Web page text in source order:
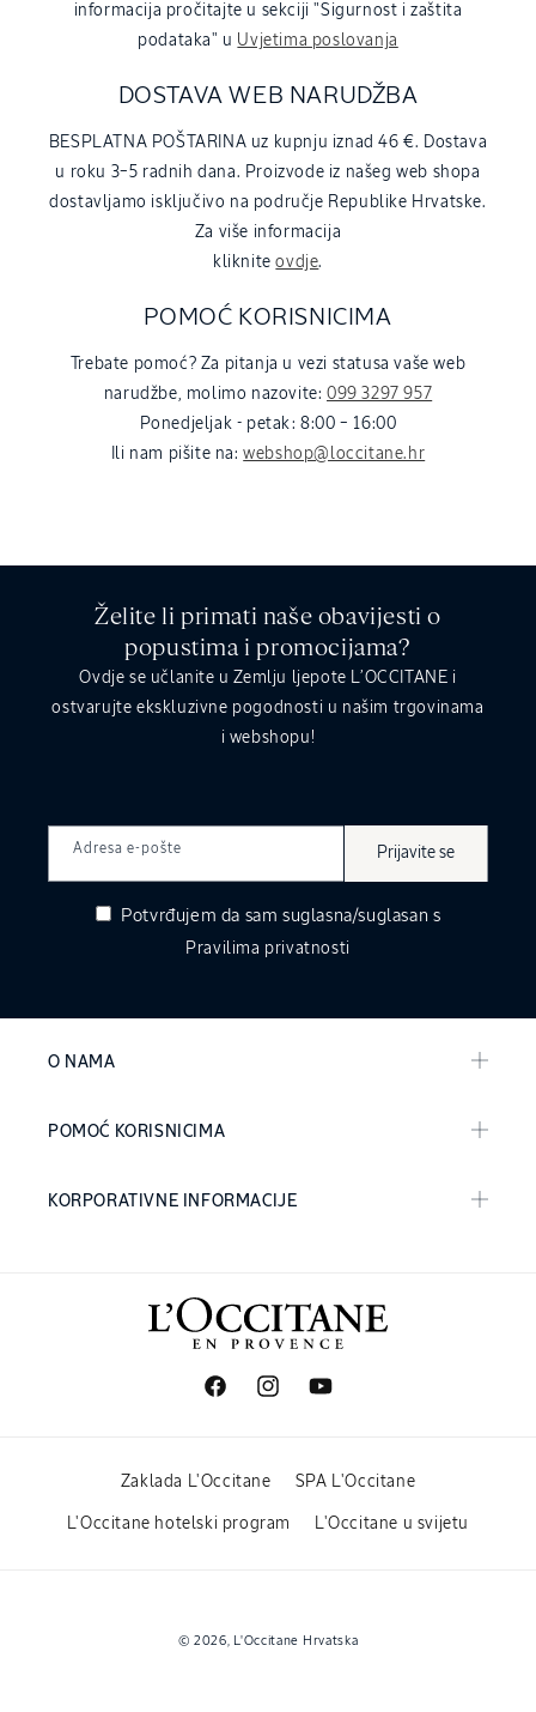
informacija pročitajte u sekciji "Sigurnost i zaštita
podataka" u Uvjetima poslovanja
DOSTAVA WEB NARUDŽBA
BESPLATNA POŠTARINA uz kupnju iznad 46 €. Dostava
u roku 3–5 radnih dana. Proizvode iz našeg web shopa
dostavljamo isključivo na područje Republike Hrvatske.
Za više informacija
klikniteovdje.
POMOĆ KORISNICIMA
Trebate pomoć? Za pitanja u vezi statusa vaše web
narudžbe, molimo nazovite: 099 3297 957
Ponedjeljak - petak: 8:00 – 16:00
Ili nam pišite na:webshop@loccitane.hr
Želite li primati naše obavijesti o
popustima i promocijama?
Ovdje se učlanite u Zemlju ljepote L’OCCITANE i
ostvarujte ekskluzivne pogodnosti u našim trgovinama
i webshopu!
Adresa e-pošte Prijavite se
Potvrđujem da sam suglasna/suglasan s
Pravilima privatnosti
O NAMA
POMOĆ KORISNICIMA
KORPORATIVNE INFORMACIJE
FacebookInstagramYouTube
Zaklada L'Occitane SPA L'Occitane
L'Occitane hotelski program L'Occitane u svijetu
© 2026, L'Occitane Hrvatska